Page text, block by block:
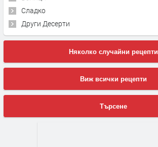
Сладко
Други Десерти
Няколко случайни рецепти
Виж всички рецепти
Търсене